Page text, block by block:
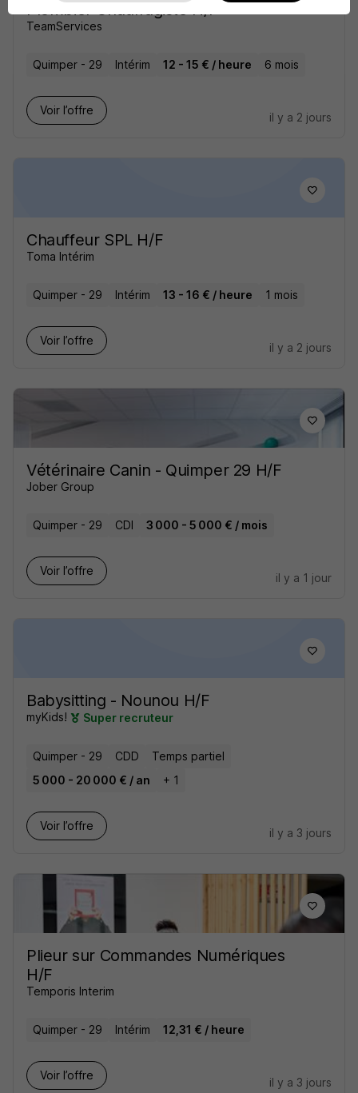
Plombier Chauffagiste H/F
TeamServices
Quimper - 29 Intérim 12 - 15 € / heure 6 mois
Voir l’offre
il y a 2 jours
Chauffeur SPL H/F
Toma Intérim
Quimper - 29 Intérim 13 - 16 € / heure 1 mois
Voir l’offre
il y a 2 jours
Vétérinaire Canin - Quimper 29 H/F
Jober Group
Quimper - 29 CDI 3 000 - 5 000 € / mois
Voir l’offre
il y a 1 jour
Babysitting - Nounou H/F
myKids! Super recruteur
Quimper - 29 CDD
Temps partiel
5 000 - 20 000 € / an
+ 1
Voir l’offre
il y a 3 jours
Plieur sur Commandes Numériques
H/F
Temporis Interim
Quimper - 29 Intérim 12,31 € / heure
Voir l’offre
il y a 3 jours